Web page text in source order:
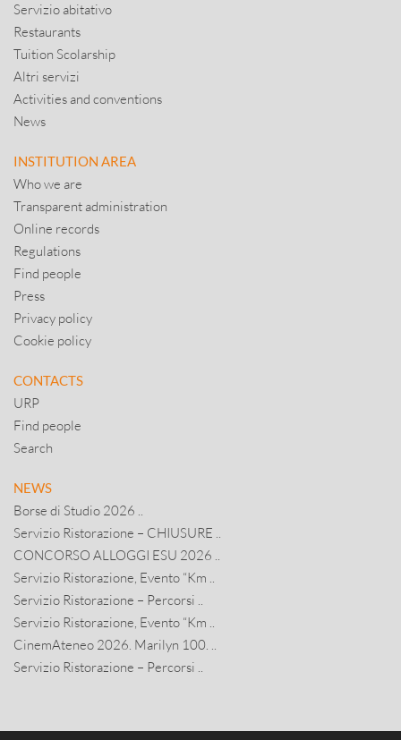
Servizio abitativo
Restaurants
Tuition Scolarship
Altri servizi
Activities and conventions
News
INSTITUTION AREA
Who we are
Transparent administration
Online records
Regulations
Find people
Press
Privacy policy
Cookie policy
CONTACTS
URP
Find people
Search
NEWS
Borse di Studio 2026 ..
Servizio Ristorazione – CHIUSURE ..
CONCORSO ALLOGGI ESU 2026 ..
Servizio Ristorazione, Evento “Km ..
Servizio Ristorazione – Percorsi ..
Servizio Ristorazione, Evento “Km ..
CinemAteneo 2026. Marilyn 100. ..
Servizio Ristorazione – Percorsi ..